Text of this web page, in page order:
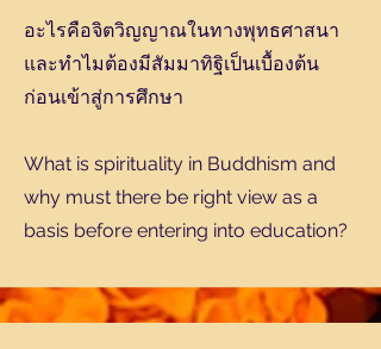
อะไรคือจิตวิญญาณในทางพุทธศาสนา
และทำไมต้องมีสัมมาทิฐิเป็นเบื้องต้น
ก่อนเข้าสู่การศึกษา
What is spirituality in Buddhism and
why must there be right view as a
basis before entering into education?